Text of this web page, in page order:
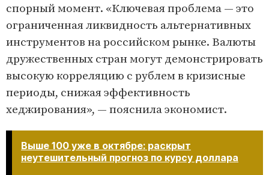
спорный момент. «Ключевая проблема — это
ограниченная ликвидность альтернативных
инструментов на российском рынке. Валюты
дружественных стран могут демонстрировать
высокую корреляцию с рублем в кризисные
периоды, снижая эффективность
хеджирования», — пояснила экономист.
Выше 100 уже в октябре: раскрыт
неутешительный прогноз по курсу доллара